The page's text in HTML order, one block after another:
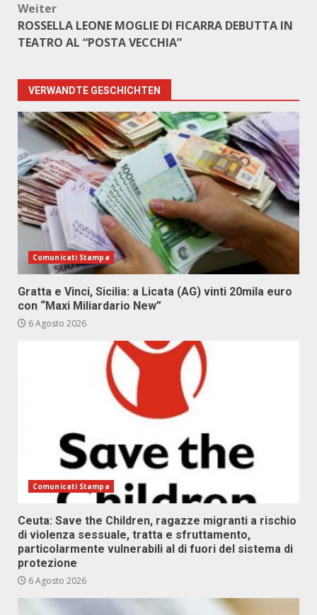
Weiter
ROSSELLA LEONE MOGLIE DI FICARRA DEBUTTA IN
TEATRO AL “POSTA VECCHIA”
VERWANDTE GESCHICHTEN
Comunicati Stampa
Gratta e Vinci, Sicilia: a Licata (AG) vinti 20mila euro
con “Maxi Miliardario New”
6 Agosto 2026
Comunicati Stampa
Ceuta: Save the Children, ragazze migranti a rischio
di violenza sessuale, tratta e sfruttamento,
particolarmente vulnerabili al di fuori del sistema di
protezione
6 Agosto 2026